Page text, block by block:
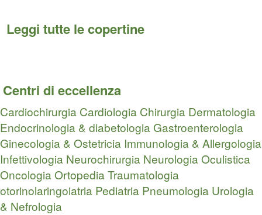
Leggi tutte le copertine
Centri di eccellenza
Cardiochirurgia Cardiologia Chirurgia Dermatologia
Endocrinologia & diabetologia Gastroenterologia
Ginecologia & Ostetricia Immunologia & Allergologia
Infettivologia Neurochirurgia NeurologiaOculistica
OncologiaOrtopedia Traumatologia
otorinolaringoiatria Pediatria Pneumologia Urologia
& Nefrologia